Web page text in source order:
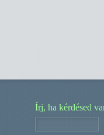
Írj, ha kérdésed